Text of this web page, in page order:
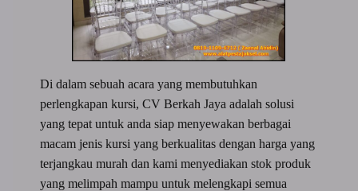
Di dalam sebuah acara yang membutuhkan
perlengkapan kursi, CV Berkah Jaya adalah solusi
yang tepat untuk anda siap menyewakan berbagai
macam jenis kursi yang berkualitas dengan harga yang
terjangkau murah dan kami menyediakan stok produk
yang melimpah mampu untuk melengkapi semua